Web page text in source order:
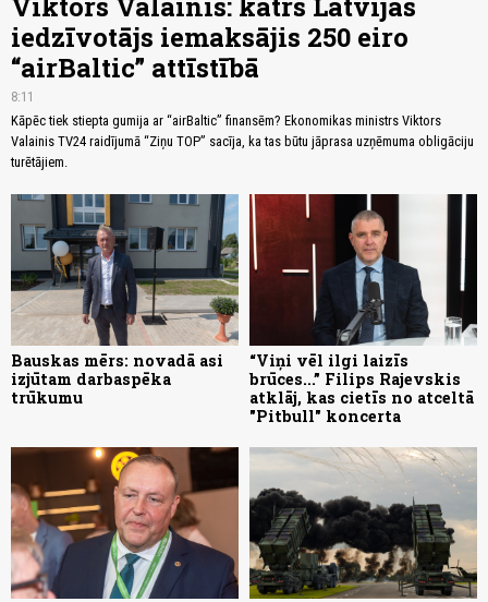
iedzīvotājs iemaksājis 250 eiro
“airBaltic” attīstībā
8:11
Kāpēc tiek stiepta gumija ar “airBaltic” finansēm? Ekonomikas ministrs Viktors
Valainis TV24 raidījumā “Ziņu TOP” sacīja, ka tas būtu jāprasa uzņēmuma obligāciju
turētājiem.
Bauskas mērs: novadā asi
izjūtam darbaspēka
trūkumu
“Viņi vēl ilgi laizīs
brūces...” Filips Rajevskis
atklāj, kas cietīs no atceltā
"Pitbull" koncerta